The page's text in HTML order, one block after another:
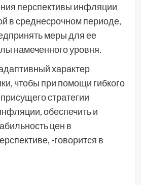
перспективы инфляции
в среднесрочном периоде,
меры для ее
намеченного уровня.
характер
чтобы при помощи гибкого
стратегии
обеспечить и
цен в
-говорится в